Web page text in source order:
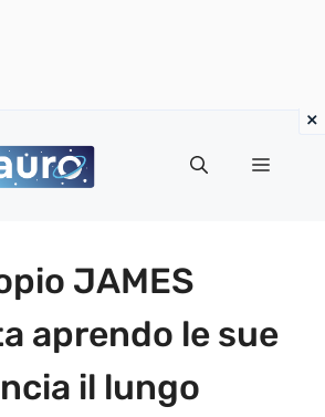
Menu
JAMES
aprendo le sue
il lungo